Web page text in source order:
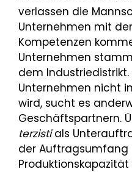
verlassen die
Unternehmen mit
Kompetenzen
Unternehmen
dem Industriedistrikt.
Unternehmen nicht
wird, sucht es
Geschäftspartnern.
terzistials
der Auftragsumfang